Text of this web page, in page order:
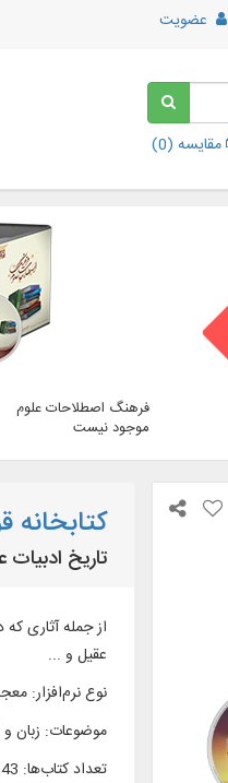
عضویت
مقایسه (0
)
فرهنگ اصطلاحات علوم
موجود نیست
کتابخانه
تاریخ
از جمله آثاری که
عقیل و ...
نوع نرم‌افزار:
موضوعات: زبان
تعداد کتاب‌ها: